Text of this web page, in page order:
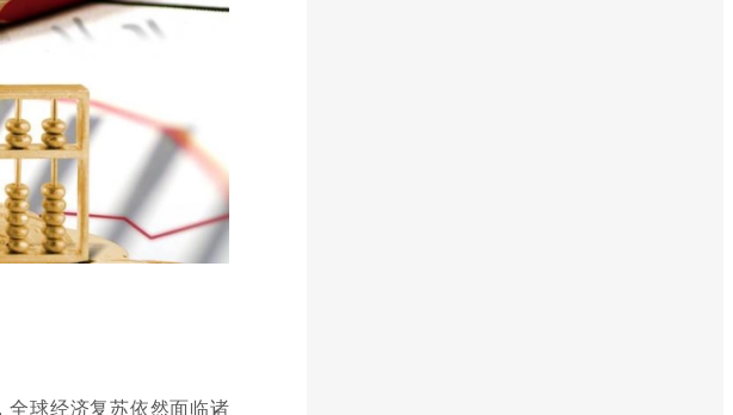
球经济复苏依然面临诸